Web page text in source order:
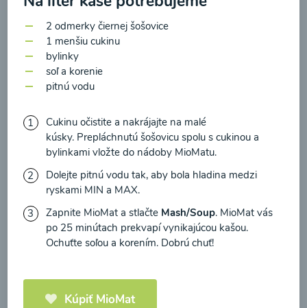
Brokolicové cappuccino
Načítať ďalšie
Kaše
2 odmerky čiernej šošovice
1 menšiu cukinu
bylinky
soľ a korenie
pitnú vodu
Cukinu očistite a nakrájajte na malé
kúsky. Prepláchnutú šošovicu spolu s cukinou a
bylinkami vložte do nádoby MioMatu.
Dolejte pitnú vodu tak, aby bola hladina medzi
ryskami MIN a MAX.
Zapnite MioMat a stlačte Mash/Soup. MioMat vás
po 25 minútach prekvapí vynikajúcou kašou.
Ochuťte soľou a korením. Dobrú chuť!
Kúpiť MioMat
prečítal(a)informácie o Ochrane osobných
údajova súhlasím s nimi.